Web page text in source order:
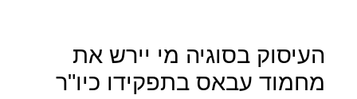
העיסוק בסוגיה מי יירש את
מחמוד עבאס בתפקידו כיו"ר